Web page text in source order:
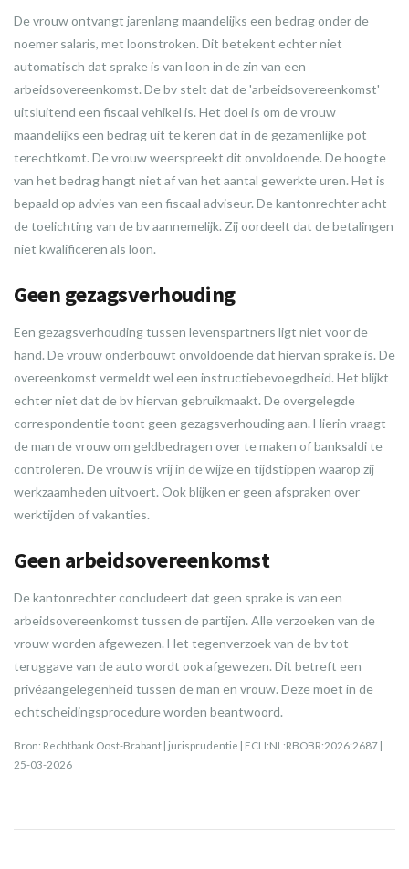
De vrouw ontvangt jarenlang maandelijks een bedrag onder de
noemer salaris, met loonstroken. Dit betekent echter niet
automatisch dat sprake is van loon in de zin van een
arbeidsovereenkomst. De bv stelt dat de 'arbeidsovereenkomst'
uitsluitend een fiscaal vehikel is. Het doel is om de vrouw
maandelijks een bedrag uit te keren dat in de gezamenlijke pot
terechtkomt. De vrouw weerspreekt dit onvoldoende. De hoogte
van het bedrag hangt niet af van het aantal gewerkte uren. Het is
bepaald op advies van een fiscaal adviseur. De kantonrechter acht
de toelichting van de bv aannemelijk. Zij oordeelt dat de betalingen
niet kwalificeren als loon.
Geen gezagsverhouding
Een gezagsverhouding tussen levenspartners ligt niet voor de
hand. De vrouw onderbouwt onvoldoende dat hiervan sprake is. De
overeenkomst vermeldt wel een instructiebevoegdheid. Het blijkt
echter niet dat de bv hiervan gebruikmaakt. De overgelegde
correspondentie toont geen gezagsverhouding aan. Hierin vraagt
de man de vrouw om geldbedragen over te maken of banksaldi te
controleren. De vrouw is vrij in de wijze en tijdstippen waarop zij
werkzaamheden uitvoert. Ook blijken er geen afspraken over
werktijden of vakanties.
Geen arbeidsovereenkomst
De kantonrechter concludeert dat geen sprake is van een
arbeidsovereenkomst tussen de partijen. Alle verzoeken van de
vrouw worden afgewezen. Het tegenverzoek van de bv tot
teruggave van de auto wordt ook afgewezen. Dit betreft een
privéaangelegenheid tussen de man en vrouw. Deze moet in de
echtscheidingsprocedure worden beantwoord.
Bron: Rechtbank Oost-Brabant | jurisprudentie | ECLI:NL:RBOBR:2026:2687 |
25-03-2026